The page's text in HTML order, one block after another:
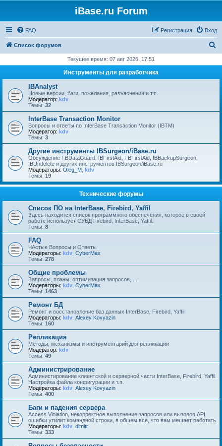
iBase.ru Forum
FAQ Вход
Регистрация
Список форумов
с
Текущее время: 07 авг 2026, 17:51
Инструменты для разработчика
IBAnalyst
Новые версии, баги, пожелания, разъяснения и т.п.
Модератор: kdv
Темы: 32
InterBase Transaction Monitor
Вопросы и ответы по InterBase Transaction Monitor (IBTM)
Модератор: kdv
Темы: 3
Другие инструменты IBSurgeon/iBase.ru
Обсуждение FBDataGuard, IBFirstAid, FBFirstAid, IBBackupSurgeon,
IBUndelete и других инструментов IBSurgeon/iBase.ru
Модераторы: Oleg_M kdv
Темы: 19
Технические форумы
Список ПО на InterBase, Firebird, Yaffil
Здесь находится список программного обеспечения, которое в своей
работе использует СУБД Firebird, InterBase, Yaffil.
Темы: 8
FAQ
ЧАстые Вопросы и Ответы
Модераторы: kdv CyberMax
Темы: 278
Общие проблемы
Запросы, планы, оптимизация запросов, ...
Модераторы: kdv CyberMax
Темы: 1463
Ремонт БД
Ремонт и восстановление баз данных InterBase, Firebird, Yaffil
Модераторы: kdv Alexey Kovyazin
Темы: 160
Репликация
Методы, механизмы и инструментарий для репликации
Модератор: kdv
Темы: 49
Администрирование
Администирование клиентской и серверной части InterBase, Firebird, Yaffil.
Настройка файла конфигурации и т.п.
Модераторы: kdv Alexey Kovyazin
Темы: 400
Баги и падения сервера
Access Violation, некорректное выполнение запросов или вызовов API,
ошибки утилит командной строки, в общем все, что вам мешает работать
Модераторы: kdv dimitr
Темы: 333